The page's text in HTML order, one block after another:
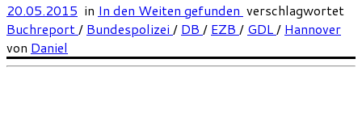
20.05.2015 in In den Weiten gefunden verschlagwortet
Buchreport/ Bundespolizei / DB / EZB / GDL/ Hannover
von Daniel